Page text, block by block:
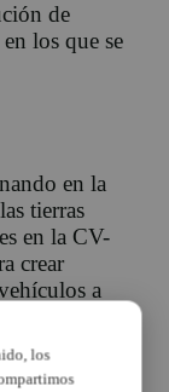
de
los que se
en la
tierras
en la CV-
crear
a
los